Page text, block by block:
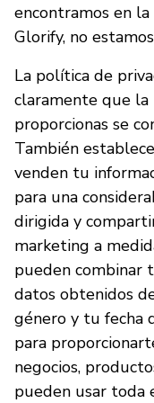
encontramos en
Glorify, no
La política de
claramente que la
proporcionas se
También
venden tu
para una
dirigida y
marketing a
pueden combinar
datos obtenidos
género y tu fecha
para
negocios,
pueden usar toda